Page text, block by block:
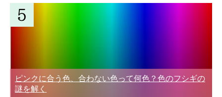
ピンクに合う色、合わない色って何色？色のフシギの
謎を解く